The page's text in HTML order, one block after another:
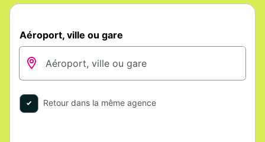
Aéroport, ville ou gare
Retour dans la même agence